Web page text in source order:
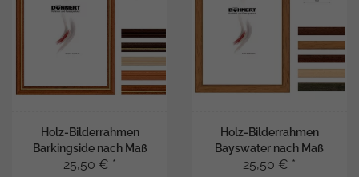
Holz-Bilderrahmen
Barkingside nach Maß
25,50 € *
Holz-Bilderrahmen
Bayswater nach Maß
25,50 € *